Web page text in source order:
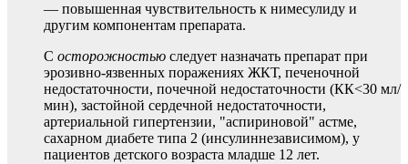
— повышенная чувствительность к нимесулиду и
другим компонентам препарата.
С осторожностью следует назначать препарат при
эрозивно-язвенных поражениях ЖКТ, печеночной
недостаточности, почечной недостаточности (КК<30 мл/
мин), застойной сердечной недостаточности,
артериальной гипертензии, "аспириновой" астме,
сахарном диабете типа 2 (инсулиннезависимом), у
пациентов детского возраста младше 12 лет.